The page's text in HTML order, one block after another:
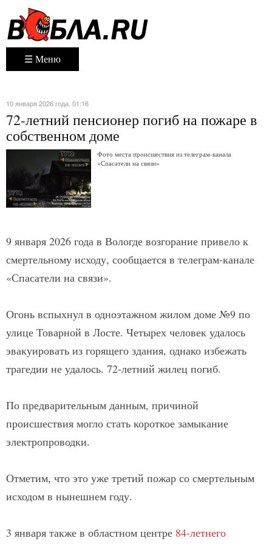
☰ Меню
10 января 2026 года. 01:16
72-летний пенсионер погиб на пожаре в
собственном доме
Фото места происшествия из телеграм-канала
«Спасатели на связи»
9 января 2026 года в Вологде возгорание привело к
смертельному исходу, сообщается в телеграм-канале
«Спасатели на связи».
Огонь вспыхнул в одноэтажном жилом доме №9 по
улице Товарной в Лосте. Четырех человек удалось
эвакуировать из горящего здания, однако избежать
трагедии не удалось. 72-летний жилец погиб.
По предварительным данным, причиной
происшествия могло стать короткое замыкание
электропроводки.
Отметим, что это уже третий пожар со смертельным
исходом в нынешнем году.
3 января также в областном центре 84-летнего